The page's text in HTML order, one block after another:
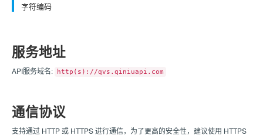
字符编码
服务地址
API服务域名: http(s)://qvs.qiniuapi.com
通信协议
支持通过 HTTP 或 HTTPS 进行通信，为了更高的安全性，建议使用 HTTPS